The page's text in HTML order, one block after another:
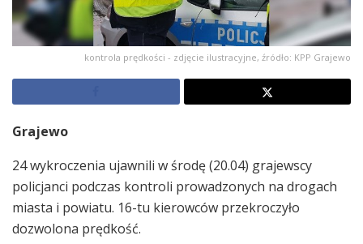
kontrola prędkości - zdjęcie ilustracyjne, źródło: KPP Grajewo
Grajewo
24 wykroczenia ujawnili w środę (20.04) grajewscy
policjanci podczas kontroli prowadzonych na drogach
miasta i powiatu. 16-tu kierowców przekroczyło
dozwolona prędkość.